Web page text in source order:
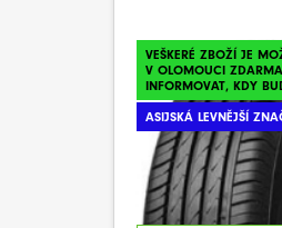
VEŠKERÉ ZBOŽÍ JE
V OLOMOUCI
INFORMOVAT, KDY
ASIJSKÁ LEVNĚJŠÍ